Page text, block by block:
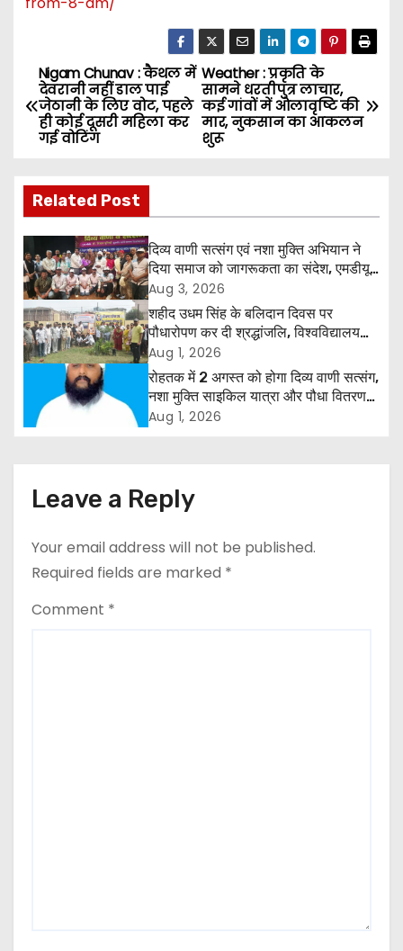
P
o
t
n
a
v
i
a
o
n
Weather : प्रकृति के
सामने धरतीपुत्र लाचार,
कई गांवों में ओलावृष्टि की
मार, नुकसान का आकलन
शुरू
Nigam Chunav : कैथल में
देवरानी नहीं डाल पाई
जेठानी के लिए वोट, पहले
ही कोई दूसरी महिला कर
गई वोटिंग
Related Post
दिव्य वाणी सत्संग एवं नशा मुक्ति अभियान ने
दिया समाज को जागरूकता का संदेश, एमडीयू
रोहतक में हजारों लोगों ने लिया संकल्प
Aug 3, 2026
शहीद उधम सिंह के बलिदान दिवस पर
पौधारोपण कर दी श्रद्धांजलि, विश्वविद्यालय
और राजपत्रित अवकाश बहाल करने की उठी
मांग
Aug 1, 2026
रोहतक में 2 अगस्त को होगा दिव्य वाणी सत्संग,
नशा मुक्ति साइकिल यात्रा और पौधा वितरण
कार्यक्रम
Aug 1, 2026
Leave a Reply
Your email address will not be published.
Required fields are marked *
Comment *